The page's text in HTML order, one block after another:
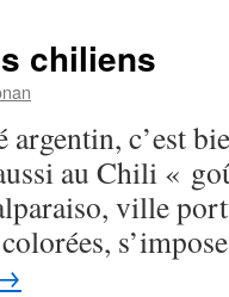
chiliens
c’est
au Chili «
ville